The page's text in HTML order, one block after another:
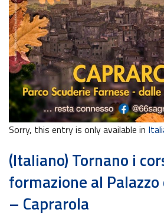
Sorry, this entry is only available in
(Italiano) Tornano i
formazione al
– Caprarola